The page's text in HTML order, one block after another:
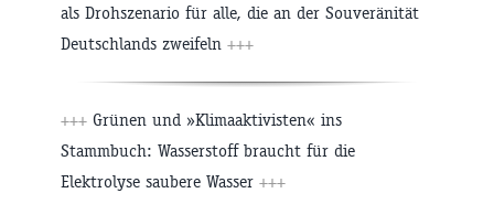
als Drohszenario für alle, die an der Souveränität
Deutschlands zweifeln +++
+++ Grünen und »Klimaaktivisten« ins
Stammbuch: Wasserstoff braucht für die
Elektrolyse saubere Wasser +++